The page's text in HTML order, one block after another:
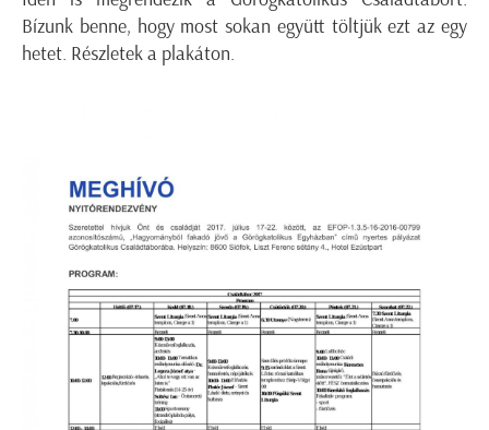
Bízunk benne, hogy most sokan együtt töltjük ezt az egy
hetet. Részletek a plakáton.